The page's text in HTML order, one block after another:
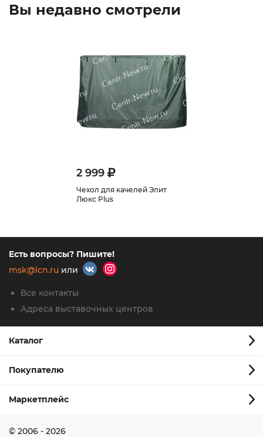
Вы недавно смотрели
2 999
Чехол для качелей Элит
Люкс Plus
Есть вопросы? Пишите!
msk@lcn.ru или
Все контакты
Адреса выставочных центров
Каталог
Покупателю
Маркетплейс
© 2006 - 2026